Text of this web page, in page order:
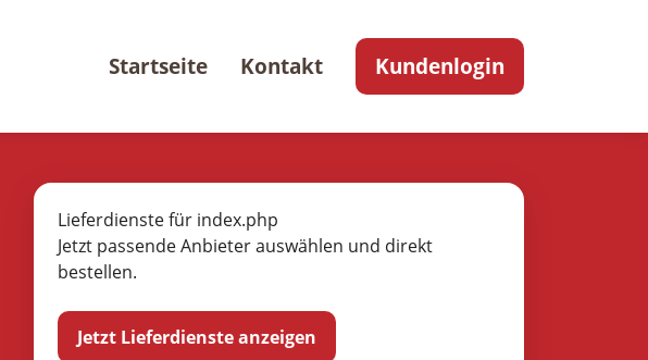
Startseite Kontakt Kundenlogin
Lieferdienste für index.php
Jetzt passende Anbieter auswählen und direkt
bestellen.
Jetzt Lieferdienste anzeigen